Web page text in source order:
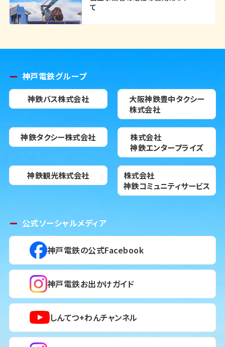
て
神戸電鉄グループ
神鉄バス株式会社
大阪神鉄豊中タクシー
株式会社
神鉄タクシー株式会社
株式会社
神鉄エンタープライズ
神鉄観光株式会社
株式会社
神鉄コミュニティサービス
公式ソーシャルメディア
神戸電鉄の公式Facebook
神戸電鉄お出かけガイド
しんてつ+わんチャンネル